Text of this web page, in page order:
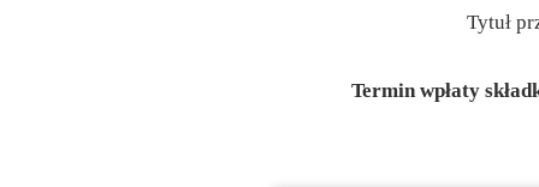
Tytuł
Termin wpłaty